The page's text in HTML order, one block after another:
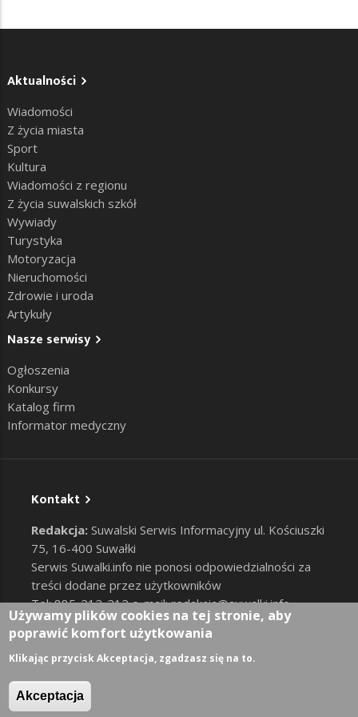
Aktualności
Wiadomości
Z życia miasta
Sport
Kultura
Wiadomości z regionu
Z życia suwalskich szkół
Wywiady
Turystyka
Motoryzacja
Nieruchomości
Zdrowie i uroda
Artykuły
Nasze serwisy
Ogłoszenia
Konkursy
Katalog firm
Informator medyczny
Kontakt
Redakcja: Suwalski Serwis Informacyjny ul. Kościuszki
75, 16-400 Suwałki
Serwis Suwalki.info nie ponosi odpowiedzialności za
treści dodane przez użytkowników
Tel: 885-212-212 e-mail:redakcja@suwalki.info,
reklama@suwalki.info
RODO |Cookies
User account menu
Zaloguj
Używamy plików cookies na tej stronie, aby
poprawić komfort użytkowania
Klikając przycisk Akceptacja, zgadzasz się na to.
Akceptacja